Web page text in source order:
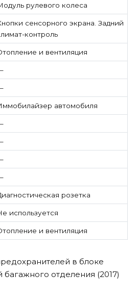
рулевого колеса
сенсорного экрана. Задний
контроль
и вентиляция
автомобиля
розетка
используется
и вентиляция
в блоке
отделения (2017)